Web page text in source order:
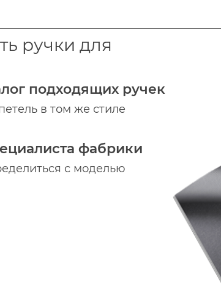
ручки для
подходящих ручек
в том же стиле
фабрики
с моделью